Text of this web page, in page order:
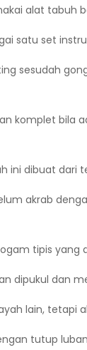
alat tabuh
satu set
sesudah
komplet bila
ini dibuat
akrab
tipis
dipukul dan
lain, tetapi
tutup